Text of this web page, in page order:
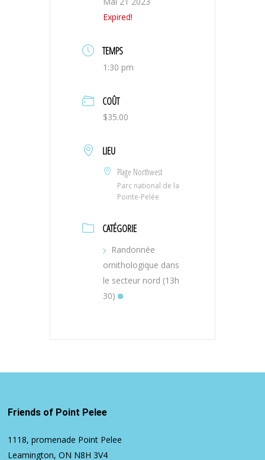
Expired!
TEMPS
1:30 pm
COÛT
$35.00
LIEU
Plage Northwest
Parc national de la
Pointe-Pelée
CATÉGORIE
Randonnée
ornithologique dans
le secteur nord (13h
30)
Friends of Point Pelee
1118, promenade Point Pelee
Leamington, ON N8H 3V4